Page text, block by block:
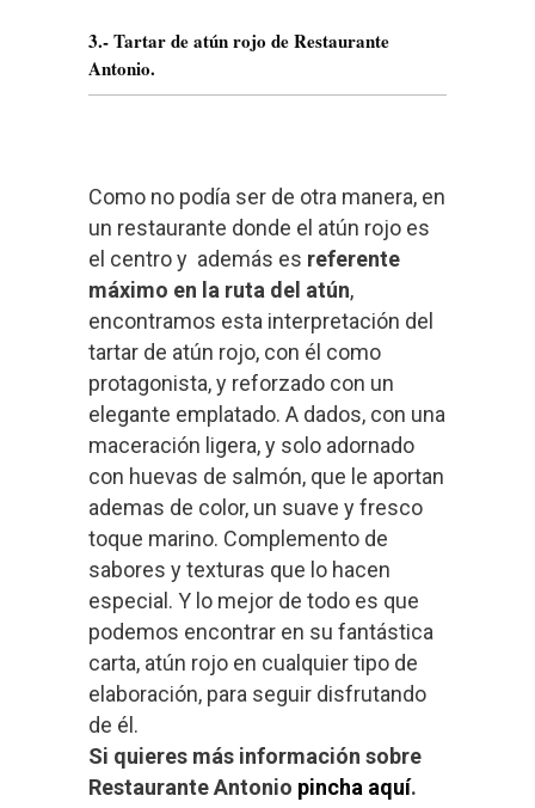
3.- Tartar de atún rojo de Restaurante
Antonio.
Como no podía ser de otra manera, en
un restaurante donde el atún rojo es
el centro y además es referente
máximo en la ruta del atún,
encontramos esta interpretación del
tartar de atún rojo, con él como
protagonista, y reforzado con un
elegante emplatado. A dados, con una
maceración ligera, y solo adornado
con huevas de salmón, que le aportan
ademas de color, un suave y fresco
toque marino. Complemento de
sabores y texturas que lo hacen
especial. Y lo mejor de todo es que
podemos encontrar en su fantástica
carta, atún rojo en cualquier tipo de
elaboración, para seguir disfrutando
de él.
Si quieres más información sobre
Restaurante Antonio pincha aquí.